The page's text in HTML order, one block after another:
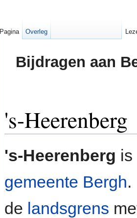
Bijdragen aan
's-Heerenberg
's-Heerenberg is
gemeente Bergh.
de landsgrens
Pagina Overleg